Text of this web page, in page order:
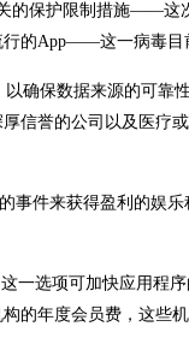
的保护限制措施——这
的App——这一病毒目
确保数据来源的可靠
信誉的公司以及医疗
事件来获得盈利的娱
一选项可加快应用程
的年度会员费，这些